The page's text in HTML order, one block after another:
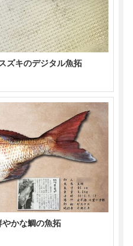
ズキのデジタル魚拓
やかな鯛の魚拓